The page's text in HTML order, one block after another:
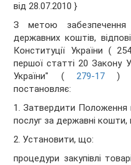
від 28.07.2010 }
З метою забезпечення
державних коштів,
Конституції України (
першої статті 20 Закону
України" ( 279-17)
постановляє:
1. Затвердити Положення
послуг за державні
2. Установити, що:
процедури закупівлі